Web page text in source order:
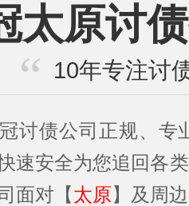
太原讨
10年专注讨
讨债公司正规、专
速安全为您追回各
面对【太原】及周